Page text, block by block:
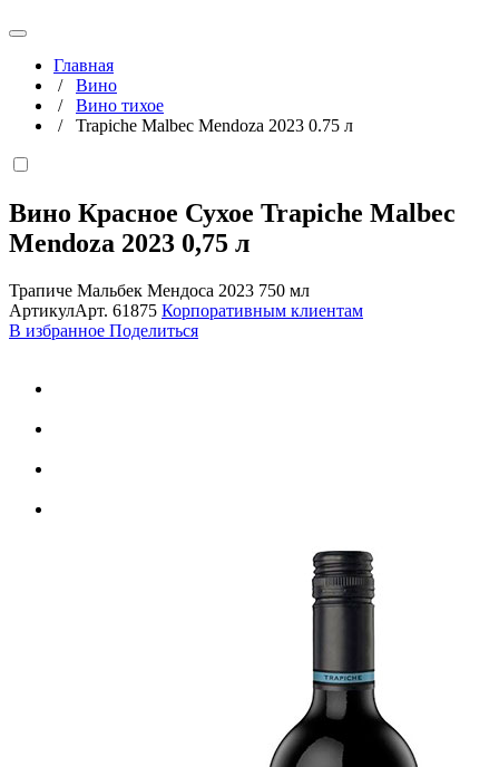
Главная
/ Вино
/ Вино тихое
/ Trapiche Malbec Mendoza 2023 0.75 л
Вино Красное Сухое Trapiche Malbec
Mendoza 2023 0,75 л
Трапиче Мальбек Мендоса 2023 750 мл
АртикулАрт. 61875 Корпоративным клиентам
В избранное Поделиться